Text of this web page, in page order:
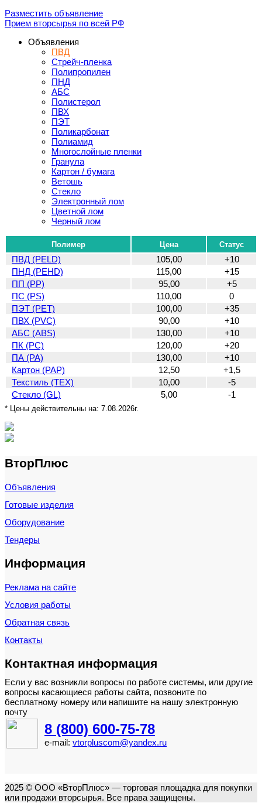
Разместить объявление
Прием вторсырья по всей РФ
Объявления
ПВД
Стрейч-пленка
Полипропилен
ПНД
АБС
Полистерол
ПВХ
ПЭТ
Поликарбонат
Полиамид
Многослойные пленки
Гранула
Картон / бумага
Ветошь
Стекло
Электронный лом
Цветной лом
Черный лом
Полимер Цена Статус
ПВД (PELD) 105,00
+10
ПНД (PEHD)
115,00
+15
ПП (PP)
95,00
+5
ПС (PS)
110,00
0
ПЭТ (PET)
100,00
+35
ПВХ (PVC)
90,00
+10
АБС (ABS)
130,00
+10
ПК (PC)
120,00
+20
ПА (PA)
130,00
+10
Картон (PAP)
12,50
+1,5
Текстиль (TEX)
10,00
-5
Стекло (GL)
5,00 -1
* Цены действительны на: 7.08.2026г.
ВторПлюс
Объявления
Готовые изделия
Оборудование
Тендеры
Информация
Реклама на сайте
Условия работы
Обратная связь
Контакты
Контактная информация
Если у вас возникли вопросы по работе системы, или другие
вопросы касающиеся работы сайта, позвоните по
бесплатному номеру или напишите на нашу электронную
почту
8 (800) 600-75-78
e-mail: vtorpluscom@yandex.ru
2025 © ООО «ВторПлюс» — торговая площадка для покупки
или продажи вторсырья. Все права защищены.